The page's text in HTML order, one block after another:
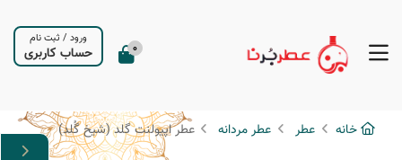
0
ورود / ثبت نام
حساب کاربری
خانه عطر عطر مردانه عطر اپیولنت گلد (شیخ گُلد)